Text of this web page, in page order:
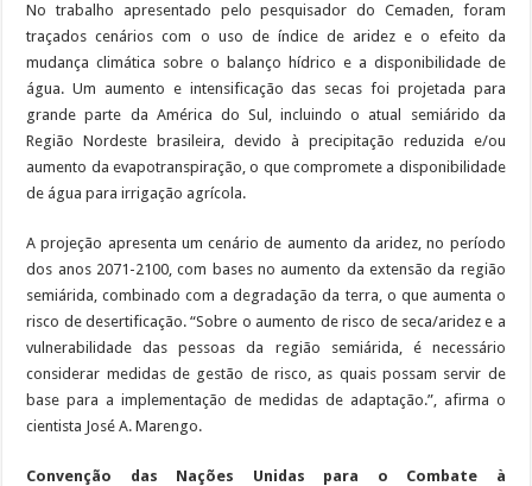
No trabalho apresentado pelo pesquisador do Cemaden, foram
traçados cenários com o uso de índice de aridez e o efeito da
mudança climática sobre o balanço hídrico e a disponibilidade de
água. Um aumento e intensificação das secas foi projetada para
grande parte da América do Sul, incluindo o atual semiárido da
Região Nordeste brasileira, devido à precipitação reduzida e/ou
aumento da evapotranspiração, o que compromete a disponibilidade
de água para irrigação agrícola.
A projeção apresenta um cenário de aumento da aridez, no período
dos anos 2071-2100, com bases no aumento da extensão da região
semiárida, combinado com a degradação da terra, o que aumenta o
risco de desertificação. “Sobre o aumento de risco de seca/aridez e a
vulnerabilidade das pessoas da região semiárida, é necessário
considerar medidas de gestão de risco, as quais possam servir de
base para a implementação de medidas de adaptação.”, afirma o
cientista José A. Marengo.
Convenção das Nações Unidas para o Combate à